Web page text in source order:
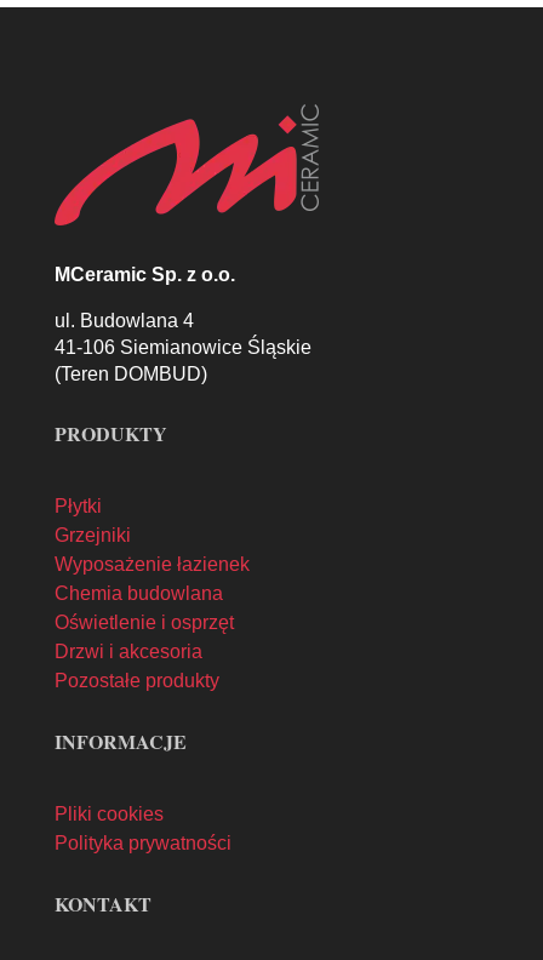
MCeramic Sp. z o.o.
ul. Budowlana 4
41-106 Siemianowice Śląskie
(Teren DOMBUD)
PRODUKTY
Płytki
Grzejniki
Wyposażenie łazienek
Chemia budowlana
Oświetlenie i osprzęt
Drzwi i akcesoria
Pozostałe produkty
INFORMACJE
Pliki cookies
Polityka prywatności
KONTAKT